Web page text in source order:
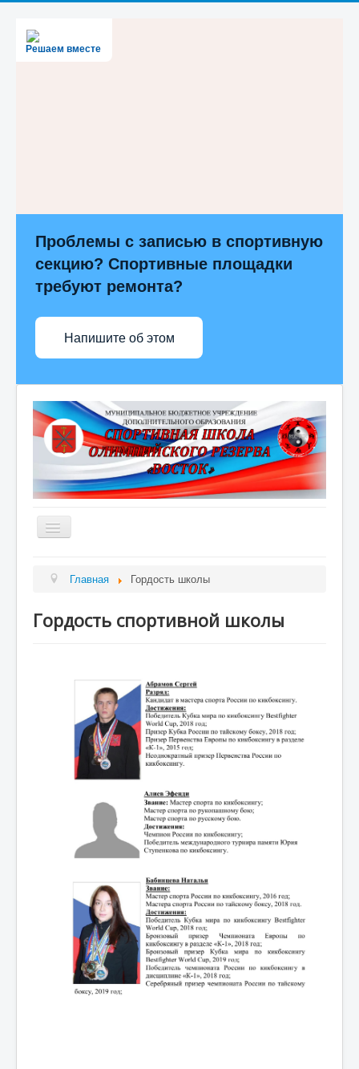
Решаем вместе
Проблемы с записью в спортивную
секцию? Спортивные площадки
требуют ремонта?
Напишите об этом
О школе
Гордость школы
Мероприятия
Контакты
Родителям
Группа в VK
Противодействие коррупции
Охрана труда
Антидопинг
Политика обработки и защиты персональных
данных
Главная Гордость школы
Гордость спортивной школы